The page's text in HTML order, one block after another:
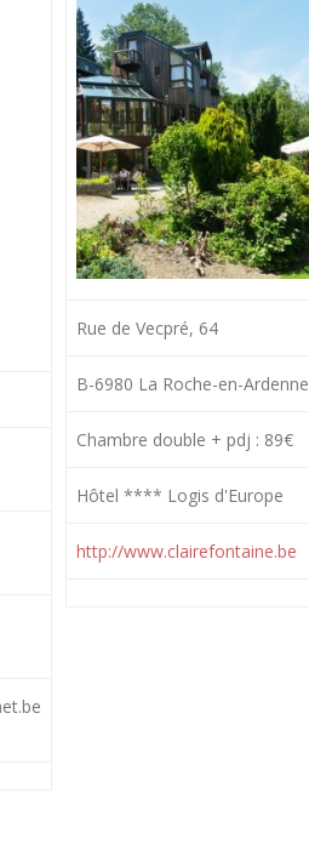
Rue de Vecpré, 64
B-6980 La Roche-en-Ardenne
Chambre double + pdj : 89€
Hôtel **** Logis d'Europe
http://www.clairefontaine.be